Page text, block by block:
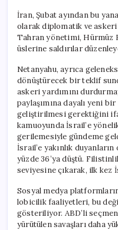
İran, Şubat ayından bu
olarak diplomatik ve askeri
Tahran yönetimi, Hürmüz
üslerine saldırılar
Netanyahu, ayrıca
dönüştürecek bir teklif
askeri yardımını
paylaşımına dayalı yeni
geliştirilmesi gerektiğini
kamuoyunda İsrail’e
gerilemesiyle gündeme
İsrail’e yakınlık
yüzde 36’ya düştü.
seviyesine çıkarak, ilk kez
Sosyal medya
lobicilik faaliyetleri, bu
gösteriliyor. ABD’li
yürütülen savaşları daha